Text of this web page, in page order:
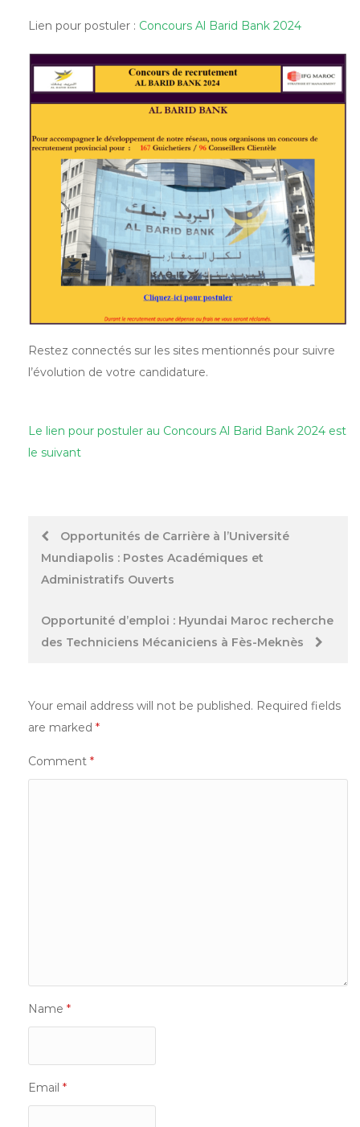
Lien pour postuler : Concours Al Barid Bank 2024
Restez connectés sur les sites mentionnés pour suivre
l’évolution de votre candidature.
Le lien pour postuler au Concours Al Barid Bank 2024 est
le suivant
Post
navigation
Opportunités de Carrière à l’Université
Mundiapolis : Postes Académiques et
Administratifs Ouverts
Opportunité d’emploi : Hyundai Maroc recherche
des Techniciens Mécaniciens à Fès-Meknès
Your email address will not be published. Required fields
are marked *
Comment *
Name *
Email *